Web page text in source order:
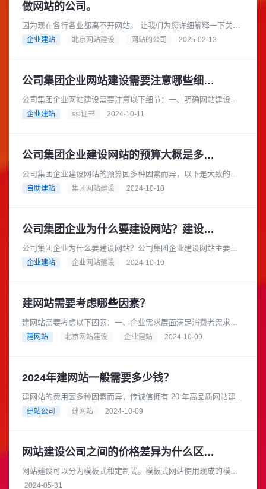
做网站的公司。
因为现在各行各业都离不开网站。 让我们为您详细解释一下关于
“做网站的公司”这个概念，以及您可以如何选择合适的公司来帮您
企业建站 北京网站建设 网站的公司 2025-02-13
公司集团企业网站建设需要注意哪些细节？
公司集团企业网站建设需要注意以下细节：一、明确网站建设目
标在建设网站之前，公司集团企业应明确网站的建设目标。例
企业建站 ssl证书 2024-10-11
公司集团企业建设网站的预算大概是多少？
公司集团企业建设网站的预算因多种因素而异，以下是大致的预
算范围：基础型网站预算范围：如果选择模板建站，费用可能在
自助建站 集团网站建设 2024-10-10
公司集团企业为什么要建设网站？建设网站的流程是怎样的？
公司集团企业为什么要建设网站？公司集团企业建设网站主要有
以下几个重要原因：在当今互联网时代，消费者从产品研究到查
企业建站 企业网站建设 2024-10-10
建网站需要考虑哪些因素？
建网站需要考虑以下因素：一、企业需求层面满足消费者需求：
在互联网时代，消费者在产品研究、查询地点和营业时间等方面
建网站 北京网站建设 企业建站 2024-10-09
2024年建网站一般需要多少钱？
建网站的费用因多种因素而异，传诚信拥有 20 年高品质网站建设
经验，是成熟可靠的网络品牌建设合作伙伴。在长期的发展过程
建站公司 建网站 2024-10-09
网站建设公司之间的价格差异为什么区别大
网站建设可以分为模板式和定制式。模板式网站使用现成的模板
进行搭建，成本较低，适合小型企业或个体户。而定制式网站则
2024-05-31